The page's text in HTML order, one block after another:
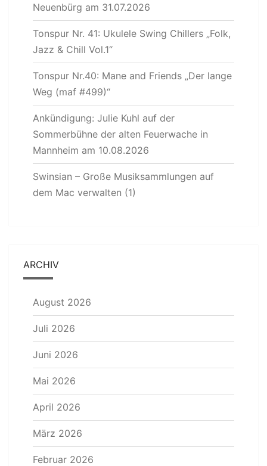
Neuenbürg am 31.07.2026
Tonspur Nr. 41: Ukulele Swing Chillers „Folk,
Jazz & Chill Vol.1“
Tonspur Nr.40: Mane and Friends „Der lange
Weg (maf #499)“
Ankündigung: Julie Kuhl auf der
Sommerbühne der alten Feuerwache in
Mannheim am 10.08.2026
Swinsian – Große Musiksammlungen auf
dem Mac verwalten (1)
ARCHIV
August 2026
Juli 2026
Juni 2026
Mai 2026
April 2026
März 2026
Februar 2026